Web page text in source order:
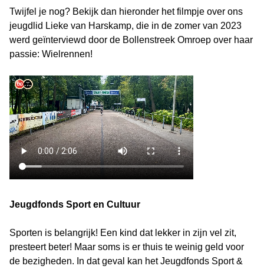
Twijfel je nog? Bekijk dan hieronder het filmpje over ons
jeugdlid Lieke van Harskamp, die in de zomer van 2023
werd geïnterviewd door de Bollenstreek Omroep over haar
passie: Wielrennen!
Jeugdfonds Sport en Cultuur
Sporten is belangrijk! Een kind dat lekker in zijn vel zit,
presteert beter! Maar soms is er thuis te weinig geld voor
de bezigheden. In dat geval kan het Jeugdfonds Sport &